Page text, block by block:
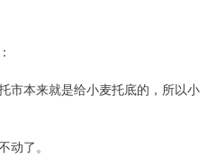
市本来就是给小麦托底的，所以小
动了。